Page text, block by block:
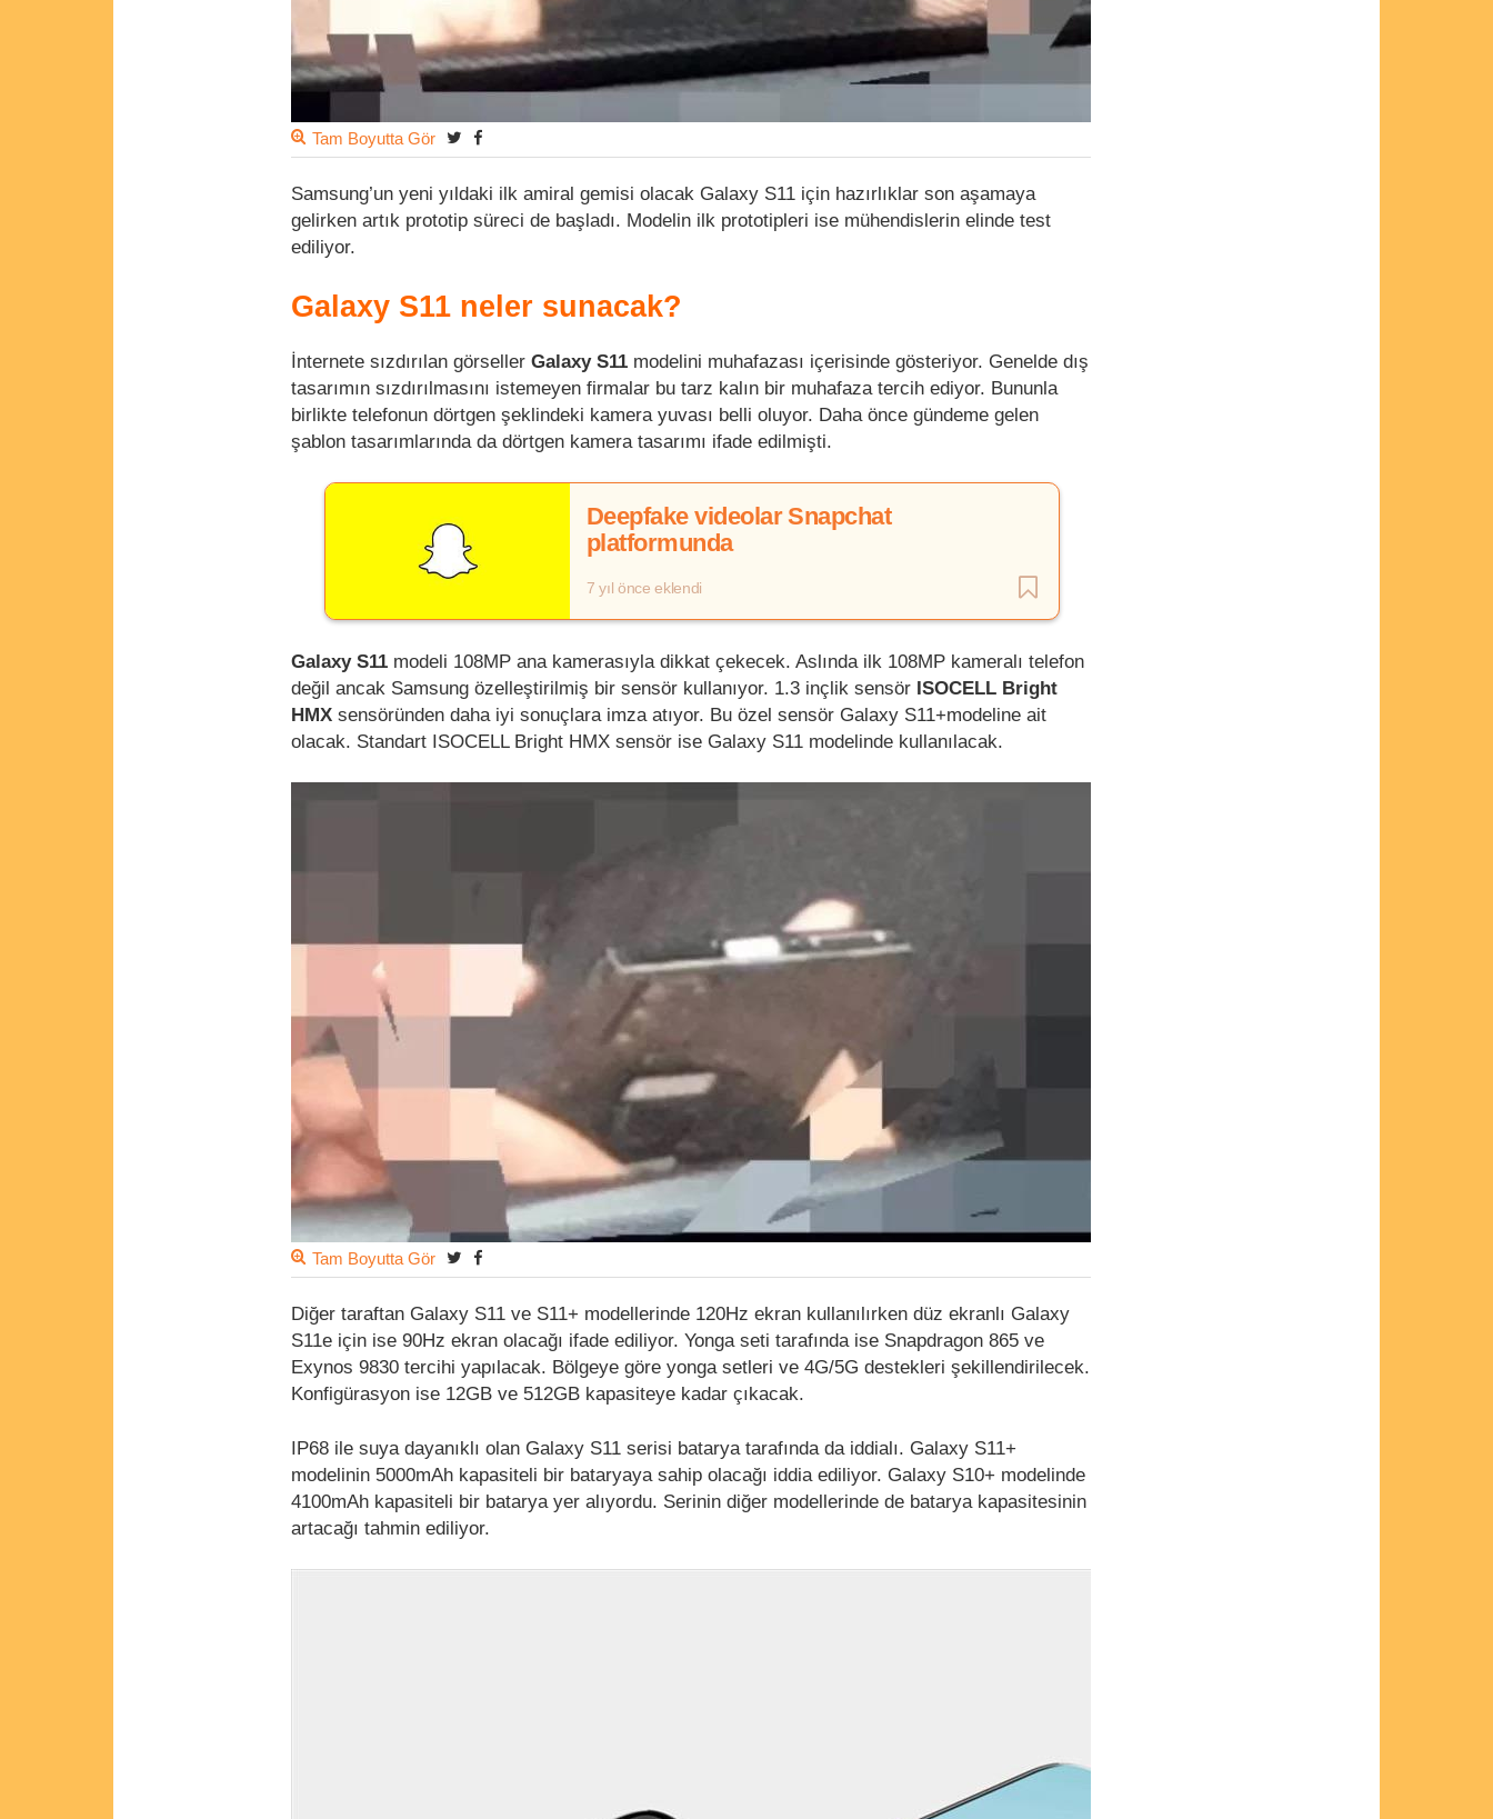
Tam Boyutta Gör
Samsung’un yeni yıldaki ilk amiral gemisi olacak Galaxy S11 için hazırlıklar son aşamaya
gelirken artık prototip süreci de başladı. Modelin ilk prototipleri ise mühendislerin elinde test
ediliyor.
Galaxy S11 neler sunacak?
İnternete sızdırılan görseller Galaxy S11 modelini muhafazası içerisinde gösteriyor. Genelde dış
tasarımın sızdırılmasını istemeyen firmalar bu tarz kalın bir muhafaza tercih ediyor. Bununla
birlikte telefonun dörtgen şeklindeki kamera yuvası belli oluyor. Daha önce gündeme gelen
şablon tasarımlarında da dörtgen kamera tasarımı ifade edilmişti.
Deepfake videolar Snapchat
platformunda
7 yıl önce eklendi
Galaxy S11 modeli 108MP ana kamerasıyla dikkat çekecek. Aslında ilk 108MP kameralı telefon
değil ancak Samsung özelleştirilmiş bir sensör kullanıyor. 1.3 inçlik sensör ISOCELL Bright
HMX sensöründen daha iyi sonuçlara imza atıyor. Bu özel sensör Galaxy S11+modeline ait
olacak. Standart ISOCELL Bright HMX sensör ise Galaxy S11 modelinde kullanılacak.
Tam Boyutta Gör
Diğer taraftan Galaxy S11 ve S11+ modellerinde 120Hz ekran kullanılırken düz ekranlı Galaxy
S11e için ise 90Hz ekran olacağı ifade ediliyor. Yonga seti tarafında ise Snapdragon 865 ve
Exynos 9830 tercihi yapılacak. Bölgeye göre yonga setleri ve 4G/5G destekleri şekillendirilecek.
Konfigürasyon ise 12GB ve 512GB kapasiteye kadar çıkacak.
IP68 ile suya dayanıklı olan Galaxy S11 serisi batarya tarafında da iddialı. Galaxy S11+
modelinin 5000mAh kapasiteli bir bataryaya sahip olacağı iddia ediliyor. Galaxy S10+ modelinde
4100mAh kapasiteli bir batarya yer alıyordu. Serinin diğer modellerinde de batarya kapasitesinin
artacağı tahmin ediliyor.